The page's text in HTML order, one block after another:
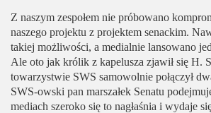
Z naszym zespołem nie próbowano
naszego projektu z projektem senackim.
takiej możliwości, a medialnie lansowano
Ale oto jak królik z kapelusza zjawił się H.
towarzystwie SWS samowolnie połączył
SWS-owski pan marszałek Senatu
mediach szeroko się to nagłaśnia i wydaje